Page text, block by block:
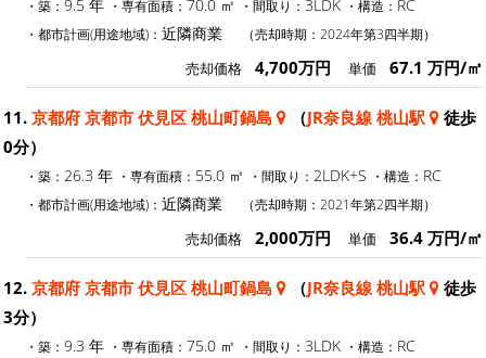
・築： 9.5 年 ・専有面積： 70.0 ㎡ ・間取り： 3LDK ・構造： RC
・都市計画(用途地域)： 近隣商業 （売却時期：2024年第3四半期）
売却価格 4,700万円 単価 67.1 万円/㎡
11. 京都府 京都市 伏見区 桃山町鍋島 （JR奈良線 桃山駅
徒歩
0分）
・築： 26.3 年 ・専有面積： 55.0 ㎡ ・間取り： 2LDK+S ・構造： RC
・都市計画(用途地域)： 近隣商業 （売却時期：2021年第2四半期）
売却価格 2,000万円 単価 36.4 万円/㎡
12. 京都府 京都市 伏見区 桃山町鍋島 （JR奈良線 桃山駅
徒歩
3分）
・築： 9.3 年 ・専有面積： 75.0 ㎡ ・間取り： 3LDK ・構造： RC